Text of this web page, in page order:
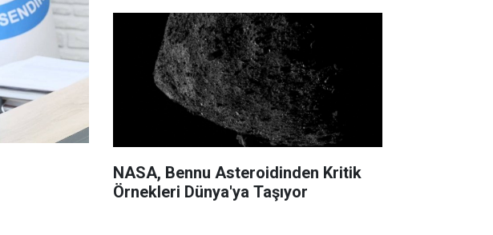
NASA, Bennu Asteroidinden Kritik
Örnekleri Dünya'ya Taşıyor